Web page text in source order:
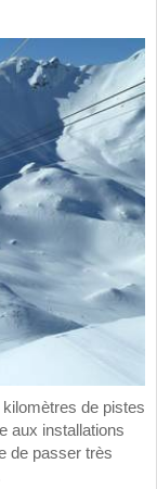
kilomètres de pistes
aux installations
de passer très